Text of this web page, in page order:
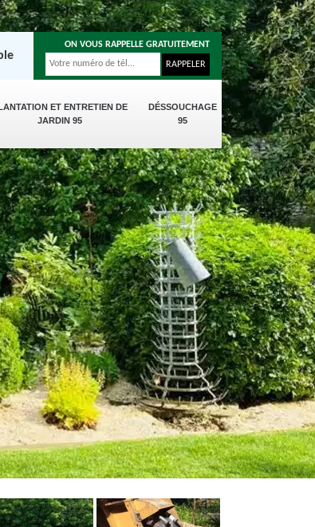
ET ENTRETIEN DE
JARDIN 95
DÉSSOUCHAGE
95
ON VOUS RAPPELLE GRATUITEMENT